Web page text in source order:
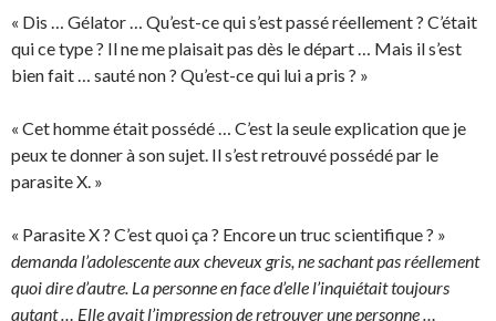
« Dis … Gélator … Qu’est-ce qui s’est passé réellement ? C’était
qui ce type ? Il ne me plaisait pas dès le départ … Mais il s’est
bien fait … sauté non ? Qu’est-ce qui lui a pris ? »
« Cet homme était possédé … C’est la seule explication que je
peux te donner à son sujet. Il s’est retrouvé possédé par le
parasite X. »
« Parasite X ? C’est quoi ça ? Encore un truc scientifique ? »
demanda l’adolescente aux cheveux gris, ne sachant pas réellement
quoi dire d’autre. La personne en face d’elle l’inquiétait toujours
autant … Elle avait l’impression de retrouver une personne …